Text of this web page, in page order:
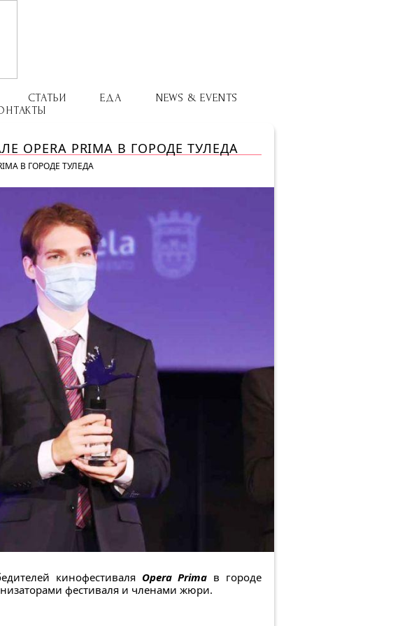
СТАТЬИ ЕДА
NEWS & EVENTS
PRIMA В ГОРОДЕ ТУЛЕДА
В ГОРОДЕ ТУЛЕДА
кинофестиваля Opera Prima в городе
фестиваля и членами жюри.